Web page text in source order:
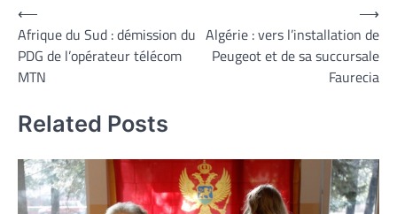
Navigation
de
l’article
⟵
Afrique du Sud : démission du
PDG de l’opérateur télécom
MTN
Algérie : vers l’installation de
Peugeot et de sa succursale
Faurecia
⟶
Related Posts